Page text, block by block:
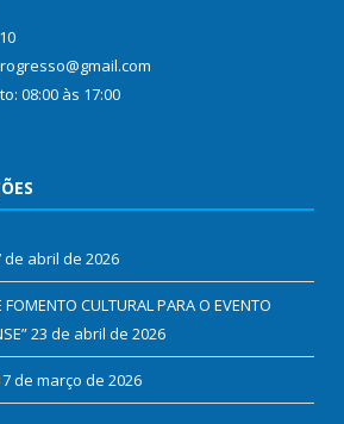
08:00 às 17:00
de abril de 2026
FOMENTO CULTURAL PARA O EVENTO
23 de abril de 2026
de março de 2026